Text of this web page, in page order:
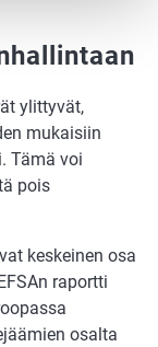
ylittyvät,
mukaisiin
Tämä voi
pois
keskeinen osa
raportti
osalta